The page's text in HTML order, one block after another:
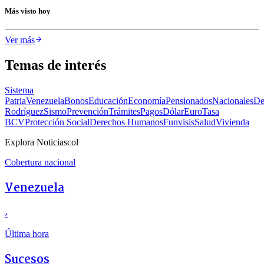
Más visto hoy
Ver más
Temas de interés
Sistema
PatriaVenezuelaBonosEducaciónEconomíaPensionadosNacionales
RodríguezSismoPrevenciónTrámitesPagosDólarEuroTasa
BCVProtección SocialDerechos HumanosFunvisisSaludVivienda
Explora Noticiascol
Cobertura nacional
Venezuela
›
Última hora
Sucesos